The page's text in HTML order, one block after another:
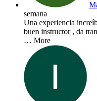
semana
Una experiencia
buen instructor , da
… More